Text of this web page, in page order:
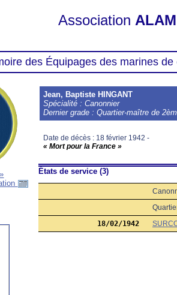
Association
des Équipages des marines
Jean, Baptiste HINGANT
Spécialité : Canonnier
Dernier grade : Quartier-maître de
Date de décès : 18 février 1942 -
« Mort pour la France »
États de service (3)
18/02/1942